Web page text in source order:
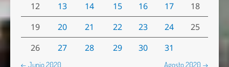
12
13 14 15 16 17
18
19
20 21 22 23 24
25
26
27 28 29 30 31
← Junio 2020 Agosto 2020 →